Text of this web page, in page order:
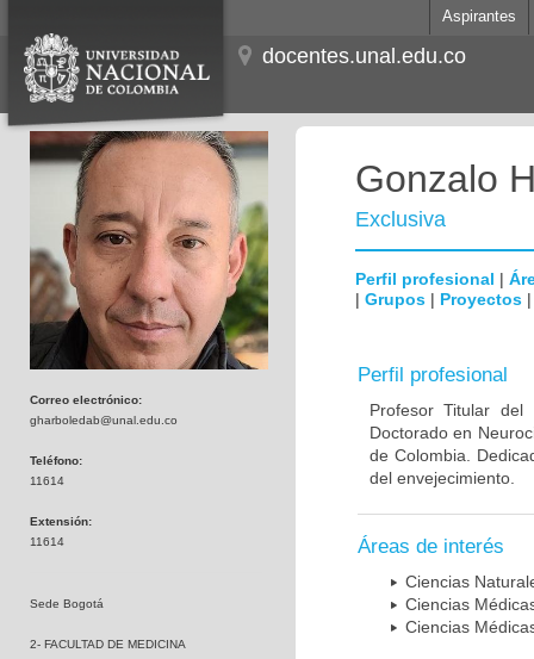
Aspirantes
docentes.unal.edu.co
Correo electrónico:
gharboledab@unal.edu.co
Teléfono:
11614
Extensión:
11614
Sede Bogotá
2- FACULTAD DE MEDICINA
Gonzalo
Exclusiva
Perfil profesional |
| Grupos | Proyectos
Perfil profesional
Profesor Titular
Doctorado en
de Colombia.
del envejecimiento.
Áreas de interés
Ciencias
Ciencias
Ciencias